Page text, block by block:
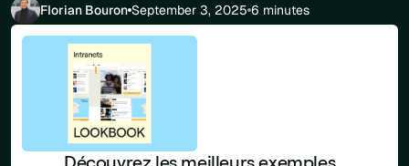
Florian Bouron September 3, 2025 6 minutes